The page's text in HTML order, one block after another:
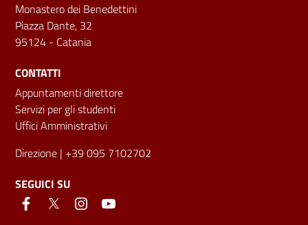
Monastero dei Benedettini
Piazza Dante, 32
95124 - Catania
CONTATTI
Appuntamenti direttore
Servizi per gli studenti
Uffici Amministrativi
Direzione | +39 095 7102702
SEGUICI SU